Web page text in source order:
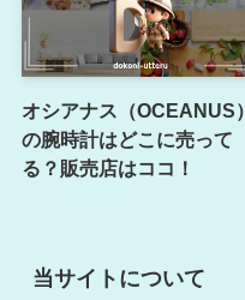
オシアナス（OCEANUS）
の腕時計はどこに売って
る？販売店はココ！
当サイトについて